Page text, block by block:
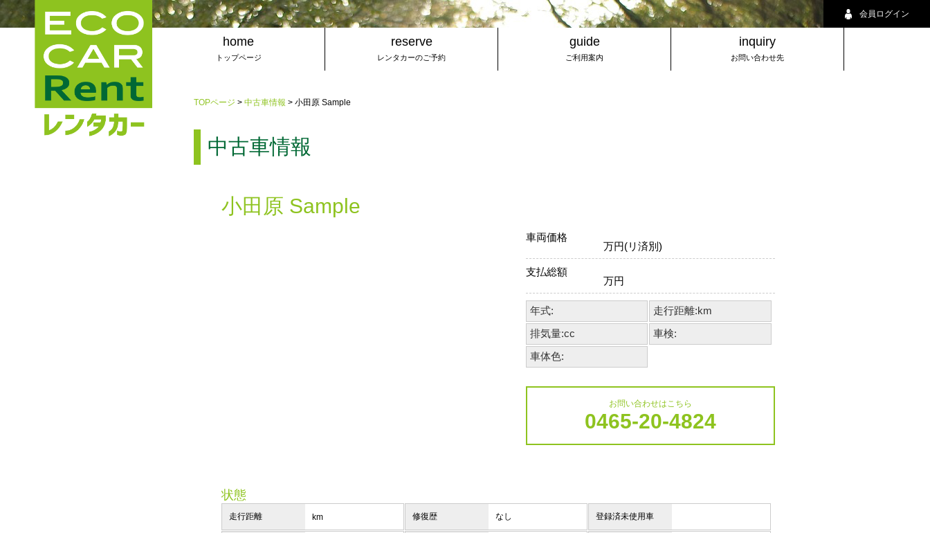
home
トップページ
reserve
レンタカーのご予約
guide
ご利用案内
inquiry
お問い合わせ先
会員ログイン
TOPページ > 中古車情報 > 小田原 Sample
中古車情報
小田原 Sample
車両価格
万円(リ済別)
支払総額
万円
年式:
走行距離:km
排気量:cc
車検:
車体色:
お問い合わせはこちら
0465-20-4824
状態
走行距離 km 修復歴 なし 登録済未使用車